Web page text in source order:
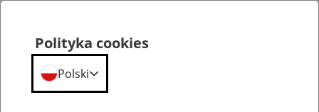
Polityka cookies
Polski